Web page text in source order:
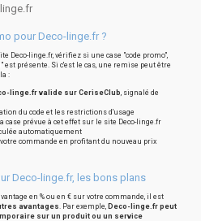
pour Deco-linge.fr ?
Deco-linge.fr, vérifiez si une case "code promo",
est présente. Si c'est le cas, une remise peut être
:
linge.fr valide sur CeriseClub, signalé de
du code et les restrictions d'usage
case prévue à cet effet sur le site Deco-linge.fr
automatiquement
commande en profitant du nouveau prix
Deco-linge.fr, les bons plans
en % ou en € sur votre commande, il est
avantages. Par exemple, Deco-linge.fr peut
sur un produit ou un service